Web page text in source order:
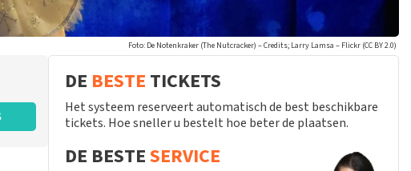
Foto: De Notenkraker (The Nutcracker) – Credits; Larry Lamsa – Flickr (CC BY 2.0)
DE BESTE TICKETS
Het systeem reserveert automatisch de best beschikbare
tickets. Hoe sneller u bestelt hoe beter de plaatsen.
DE BESTESERVICE